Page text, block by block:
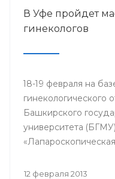
В Уфе пройдет
гинекологов
18-19 февраля на
гинекологического
Башкирского
университета
врачи урологи,
12 февраля 2013